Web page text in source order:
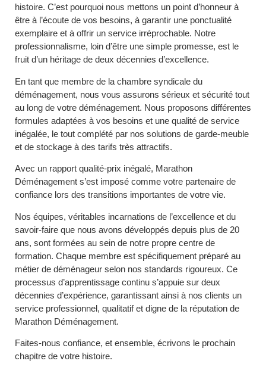
histoire. C’est pourquoi nous mettons un point d’honneur à
être à l’écoute de vos besoins, à garantir une ponctualité
exemplaire et à offrir un service irréprochable. Notre
professionnalisme, loin d’être une simple promesse, est le
fruit d’un héritage de deux décennies d’excellence.
En tant que membre de la chambre syndicale du
déménagement, nous vous assurons sérieux et sécurité tout
au long de votre déménagement. Nous proposons différentes
formules adaptées à vos besoins et une qualité de service
inégalée, le tout complété par nos solutions de garde-meuble
et de stockage à des tarifs très attractifs.
Avec un rapport qualité-prix inégalé, Marathon
Déménagement s’est imposé comme votre partenaire de
confiance lors des transitions importantes de votre vie.
Nos équipes, véritables incarnations de l’excellence et du
savoir-faire que nous avons développés depuis plus de 20
ans, sont formées au sein de notre propre centre de
formation. Chaque membre est spécifiquement préparé au
métier de déménageur selon nos standards rigoureux. Ce
processus d’apprentissage continu s’appuie sur deux
décennies d’expérience, garantissant ainsi à nos clients un
service professionnel, qualitatif et digne de la réputation de
Marathon Déménagement.
Faites-nous confiance, et ensemble, écrivons le prochain
chapitre de votre histoire.